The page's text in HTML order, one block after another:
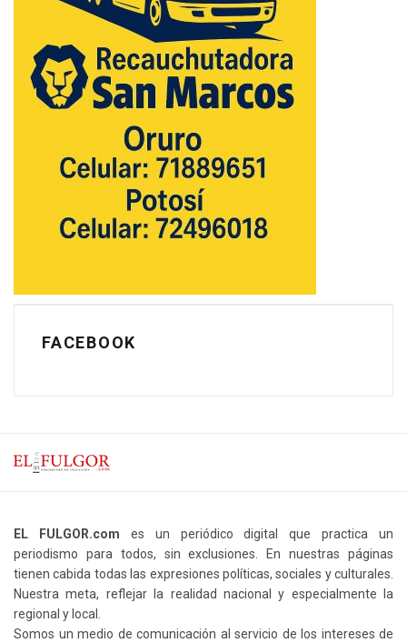
FACEBOOK
EL FULGOR.com es un periódico digital que practica un
periodismo para todos, sin exclusiones. En nuestras páginas
tienen cabida todas las expresiones políticas, sociales y culturales.
Nuestra meta, reflejar la realidad nacional y especialmente la
regional y local.
Somos un medio de comunicación al servicio de los intereses de